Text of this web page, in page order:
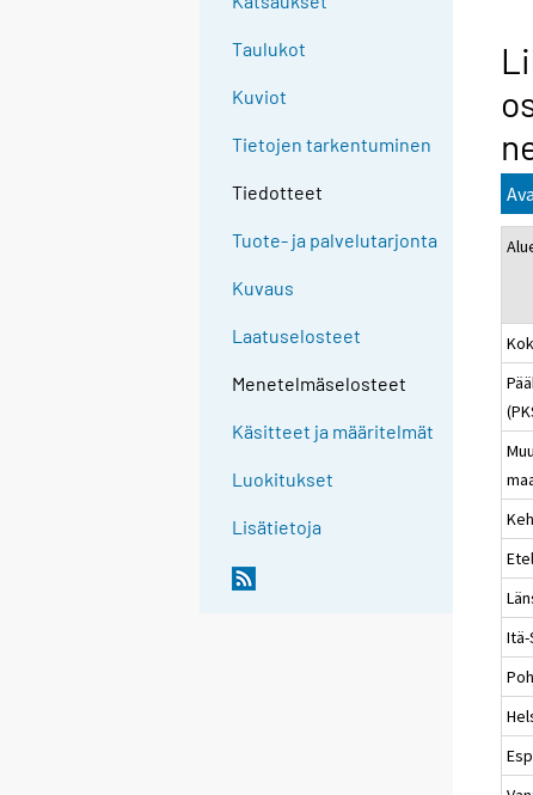
Taulukot
Kuviot
Tietojen tarkentuminen
Tiedotteet
Tuote- ja palvelutarjonta
Kuvaus
Laatuselosteet
Menetelmäselosteet
Käsitteet ja määritelmät
Luokitukset
Lisätietoja
Itä-